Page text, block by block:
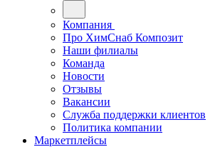
Компания
Про ХимСнаб Композит
Наши филиалы
Команда
Новости
Отзывы
Вакансии
Служба поддержки клиентов
Политика компании
Маркетплейсы